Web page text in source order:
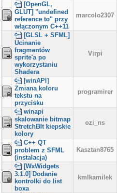
[OpenGL,
GLUT] "undefined
reference to" przy
włączonym C++11
marcolo2307
[GLSL + SFML]
Ucinanie
fragmentów
sprite'a po
wykorzystaniu
Shadera
Virpi
[winAPI]
Zmiana koloru
tekstu na
przycisku
programirer
winapi
skalowanie bitmap
StretchBlt kiepskie
kolory
ozi_ns
C++ QT
problem z SFML
(instalacja)
Kasztan8765
[WxWidgets
3.1.0] Dodanie
kontrolki do list
boxa
kmlkamilek